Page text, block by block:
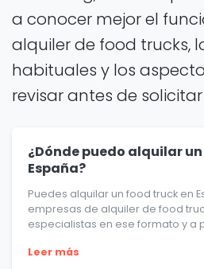
a conocer mejor el
alquiler de food trucks,
habituales y los
revisar antes de
¿Dónde puedo alquilar
España?
Puedes alquilar un food truck en
empresas de alquiler de food
especialistas en ese formato y a
Leer más